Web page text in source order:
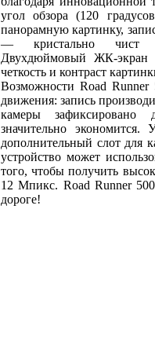
угол обзора (120
панорамную картинку,
— кристально чист
Двухдюймовый ЖК-экран
четкость и контраст
Возможности Road Runner
движения: запись
камеры зафиксировано
значительно
дополнительный слот для
устройство может
того, чтобы получить
12 Мпикс. Road Runner
дороге!